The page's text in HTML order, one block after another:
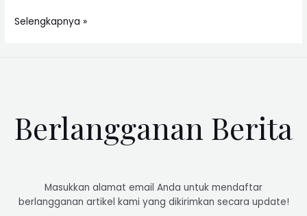
Selengkapnya »
Berlangganan Berita
Masukkan alamat email Anda untuk mendaftar
berlangganan artikel kami yang dikirimkan secara update!